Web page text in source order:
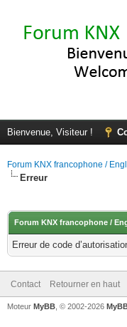
Bienvenue, Visiteur !
Forum KNX francophone /
Erreur
Forum KNX francophone /
Erreur de code
Contact Retourner en haut
Moteur MyBB , © 2002-2026